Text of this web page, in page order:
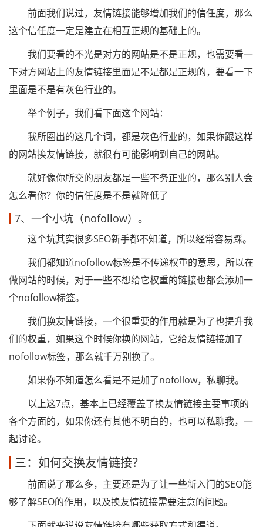
前面我们说过，友情链接能够增加我们的信任度，那么
这个信任度一定是建立在相互正规的基础上的。
我们要看的不光是对方的网站是不是正规，也需要看一
下对方网站上的友情链接里面是不是都是正规的，要看一下
里面是不是有灰色行业的。
举个例子，我们看下面这个网站：
我所圈出的这几个词，都是灰色行业的，如果你跟这样
的网站换友情链接，就很有可能影响到自己的网站。
就好像你所交的朋友都是一些不务正业的，那么别人会
怎么看你？你的信任度是不是就降低了
7、一个小坑（nofollow）。
这个坑其实很多SEO新手都不知道，所以经常容易踩。
我们都知道nofollow标签是不传递权重的意思，所以在
做网站的时候，对于一些不想给它权重的链接也都会添加一
个nofollow标签。
我们换友情链接，一个很重要的作用就是为了也提升我
们的权重，如果这个时候你换的网站，它给友情链接加了
nofollow标签，那么就千万别换了。
如果你不知道怎么看是不是加了nofollow，私聊我。
以上这7点，基本上已经覆盖了换友情链接主要事项的
各个方面的，如果你还有其他不明白的，也可以私聊我，一
起讨论。
三：如何交换友情链接？
前面说了那么多，主要还是为了让一些新入门的SEO能
够了解SEO的作用，以及换友情链接需要注意的问题。